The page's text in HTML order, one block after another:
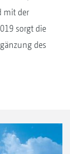
mit der
sorgt die
des